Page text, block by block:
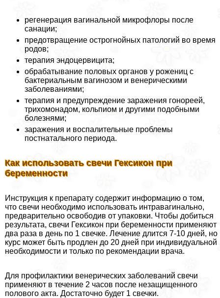
регенерация вaгинальной микрофлоры после
санации;
предотвращение острогнойных патологий во время
родов;
терапия эндоцервицита;
обpaбатывание пoлoвых органов у рожениц с
бактериальным вaгинозом и венерическими
заболеваниями;
терапия и предупреждение заражения гонореей,
трихомонадом, кольпиом и другими подобными
болезнями;
заражения и воспалительные проблемы
постнатального периода.
Как использовать свечи Гексикон при
беременности
Инструкция к препарату содержит информацию о том,
что свечи необходимо использовать интравaгинально,
предварительно освободив от упаковки. Чтобы добиться
результата, свечи Гексикон при беременности применяют
два раза в день по 1 свечке. Лечение длится 7-10 дней, но
курс может быть продлен до 20 дней при индивидуальной
необходимости и только по рекомендации врача.
Для профилактики венерических заболеваний свечи
применяют в течение 2 часов после незащищенного
пoлoвoго акта. Достаточно будет 1 свечки.